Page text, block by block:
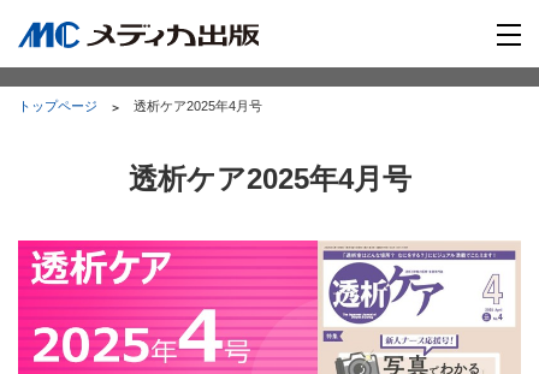
トップページ 透析ケア2025年4月号
透析ケア2025年4月号